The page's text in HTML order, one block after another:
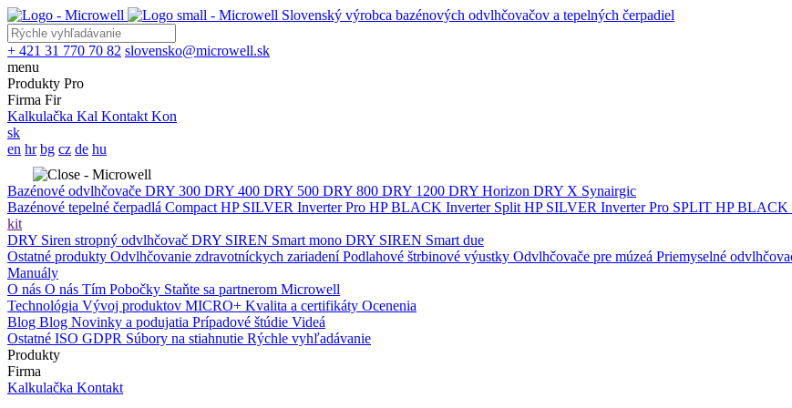
Slovenský výrobca bazénových odvlhčovačov a tepelných čerpadiel
+ 421 31 770 70 82 slovensko@microwell.sk
menu
Produkty Pro
Firma Fir
Kalkulačka Kal Kontakt Kon
sk
en hr bg cz de hu
Bazénové odvlhčovače DRY 300 DRY 400 DRY 500 DRY 800 DRY 1200 DRY Horizon DRY X Synairgic
Bazénové tepelné čerpadlá Compact HP SILVER Inverter Pro HP BLACK Inverter Split HP SILVER Inverter Pro SPLIT HP BLACK
kit
DRY Siren stropný odvlhčovač DRY SIREN Smart mono DRY SIREN Smart due
Ostatné produkty Odvlhčovanie zdravotníckych zariadeníPodlahové štrbinové výustky Odvlhčovače pre múzeá Priemyselné
Manuály
O nás O nás Tím Pobočky Staňte sa partnerom Microwell
Technológia Vývoj produktov MICRO+ Kvalita a certifikáty Ocenenia
Blog Blog Novinky a podujatia Prípadové štúdie Videá
Ostatné ISO GDPR Súbory na stiahnutie Rýchle vyhľadávanie
Produkty
Firma
Kalkulačka Kontakt